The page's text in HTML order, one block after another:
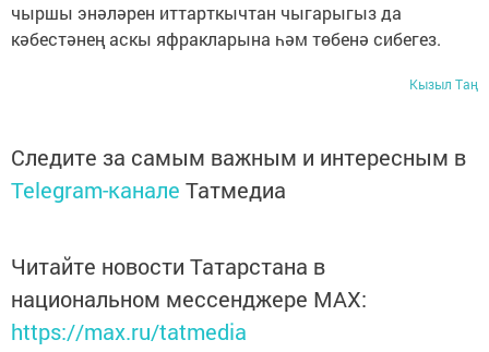
чыршы энәләрен иттарткычтан чыгарыгыз да
кәбестәнең аскы яфракларына һәм төбенә сибегез.
Кызыл Таң
Следите за самым важным и интересным в
Telegram-канале Татмедиа
Читайте новости Татарстана в
национальном мессенджере MАХ:
https://max.ru/tatmedia